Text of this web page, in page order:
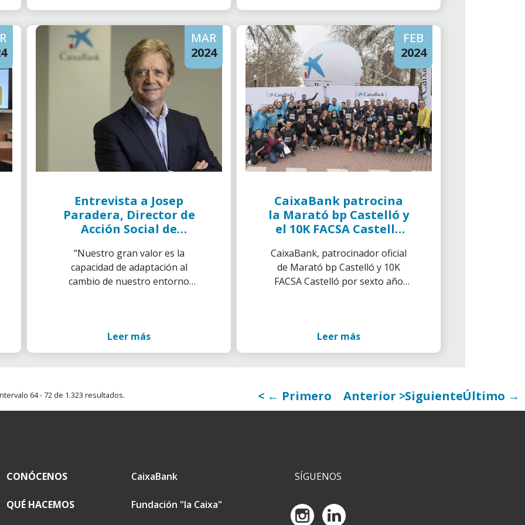
ejemplares
MAR
2024
Entrevista a Josep
Paradera, Director de
Acción Social de
"Nuestro gran valor es la
capacidad de adaptación al
cambio de nuestro entorno
Leer más
FEB
2024
CaixaBank patrocina
la Marató bp Castelló y
el 10K FACSA Castelló
consecutivo
CaixaBank, patrocinador oficial
de Marató bp Castelló y 10K
FACSA Castelló por sexto año
#RunnersCaixaBank
Leer más
64 - 72 de 1.323 resultados. ← Primero Anterior SiguienteÚltimo →
CONÓCENOS
QUÉ HACEMOS
CaixaBank
Fundación "la Caixa"
SÍGUENOS